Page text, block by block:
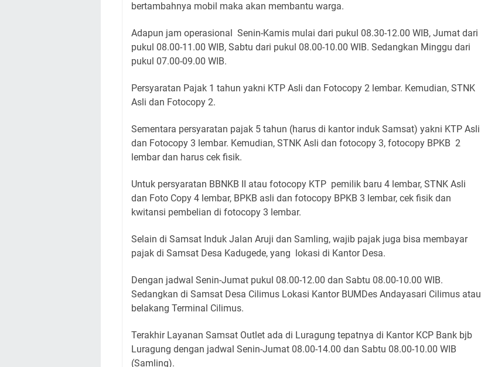
bertambahnya mobil maka akan membantu warga.
Adapun jam operasional Senin-Kamis mulai dari pukul 08.30-12.00 WIB, Jumat dari
pukul 08.00-11.00 WIB, Sabtu dari pukul 08.00-10.00 WIB. Sedangkan Minggu dari
pukul 07.00-09.00 WIB.
Persyaratan Pajak 1 tahun yakni KTP Asli dan Fotocopy 2 lembar. Kemudian, STNK
Asli dan Fotocopy 2.
Sementara persyaratan pajak 5 tahun (harus di kantor induk Samsat) yakni KTP Asli
dan Fotocopy 3 lembar. Kemudian, STNK Asli dan fotocopy 3, fotocopy BPKB 2
lembar dan harus cek fisik.
Untuk persyaratan BBNKB II atau fotocopy KTP pemilik baru 4 lembar, STNK Asli
dan Foto Copy 4 lembar, BPKB asli dan fotocopy BPKB 3 lembar, cek fisik dan
kwitansi pembelian di fotocopy 3 lembar.
Selain di Samsat Induk Jalan Aruji dan Samling, wajib pajak juga bisa membayar
pajak di Samsat Desa Kadugede, yang lokasi di Kantor Desa.
Dengan jadwal Senin-Jumat pukul 08.00-12.00 dan Sabtu 08.00-10.00 WIB.
Sedangkan di Samsat Desa Cilimus Lokasi Kantor BUMDes Andayasari Cilimus atau
belakang Terminal Cilimus.
Terakhir Layanan Samsat Outlet ada di Luragung tepatnya di Kantor KCP Bank bjb
Luragung dengan jadwal Senin-Jumat 08.00-14.00 dan Sabtu 08.00-10.00 WIB
(Samling).